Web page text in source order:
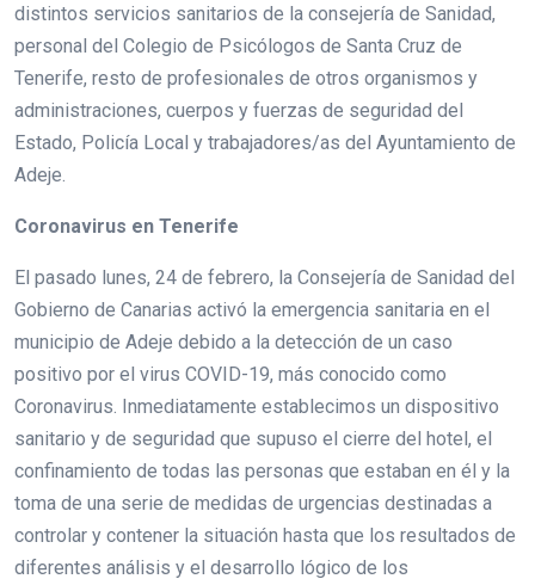
distintos servicios sanitarios de la consejería de Sanidad,
personal del Colegio de Psicólogos de Santa Cruz de
Tenerife, resto de profesionales de otros organismos y
administraciones, cuerpos y fuerzas de seguridad del
Estado, Policía Local y trabajadores/as del Ayuntamiento de
Adeje.
Coronavirus en Tenerife
El pasado lunes, 24 de febrero, la Consejería de Sanidad del
Gobierno de Canarias activó la emergencia sanitaria en el
municipio de Adeje debido a la detección de un caso
positivo por el virus COVID-19, más conocido como
Coronavirus. Inmediatamente establecimos un dispositivo
sanitario y de seguridad que supuso el cierre del hotel, el
confinamiento de todas las personas que estaban en él y la
toma de una serie de medidas de urgencias destinadas a
controlar y contener la situación hasta que los resultados de
diferentes análisis y el desarrollo lógico de los